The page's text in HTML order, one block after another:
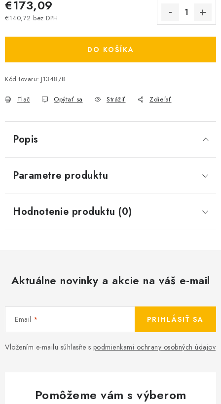
€173,09
€140,72 bez DPH
DO KOŠÍKA
Kód tovaru: J1348/B
Tlač Opýtať sa Strážiť Zdieľať
Popis
Parametre produktu
Hodnotenie produktu (0)
Aktuálne novinky a akcie na váš e-mail
Email
Vložením e-mailu súhlasíte s podmienkami ochrany osobných údajov
PRIHLÁSIŤ SA
Pomôžeme vám s výberom